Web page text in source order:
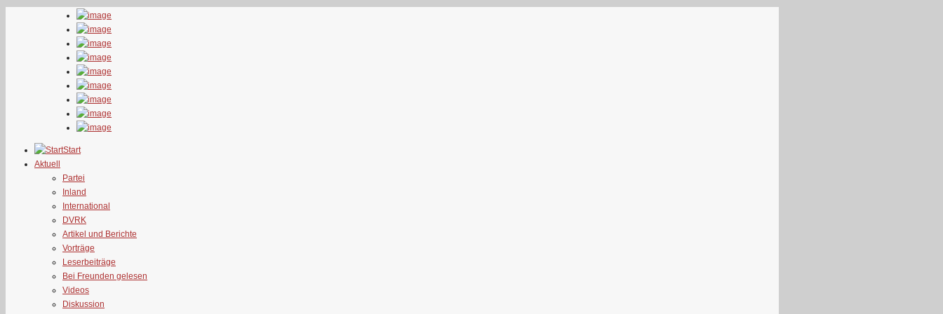
Start
Aktuell
Partei
Inland
International
DVRK
Artikel und Berichte
Vorträge
Leserbeiträge
Bei Freunden gelesen
Videos
Diskussion